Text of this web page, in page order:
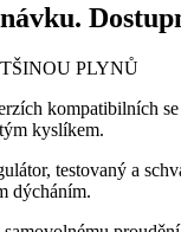
PLYNŮ
kompatibilních
kyslíkem.
testovaný a
dýcháním.